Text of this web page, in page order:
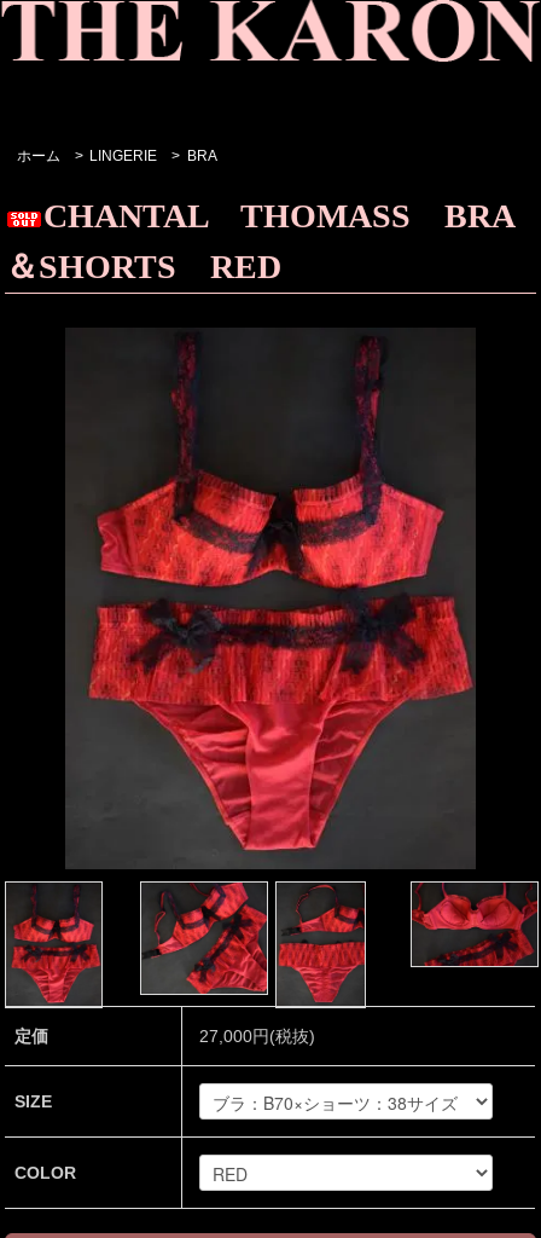
ホーム > LINGERIE > BRA
CHANTAL THOMASS BRA
＆SHORTS RED
定価 27,000円(税抜)
SIZE
COLOR